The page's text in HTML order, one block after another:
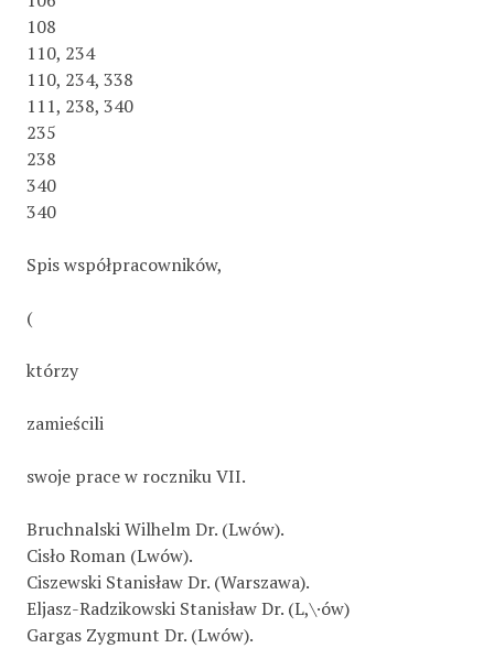
108
110, 234
110, 234, 338
111, 238, 340
235
238
340
340
Spis współpracowników,
(
którzy
zamieścili
swoje prace w roczniku VII.
Bruchnalski Wilhelm Dr. (Lwów).
Cisło Roman (Lwów).
Ciszewski Stanisław Dr. (Warszawa).
Eljasz-Radzikowski Stanisław Dr. (L,\·ów)
Gargas Zygmunt Dr. (Lwów).